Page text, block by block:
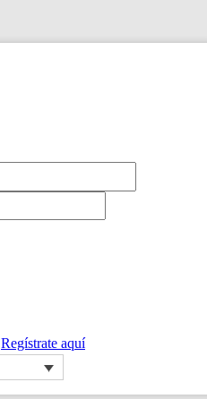
Regístrate aquí